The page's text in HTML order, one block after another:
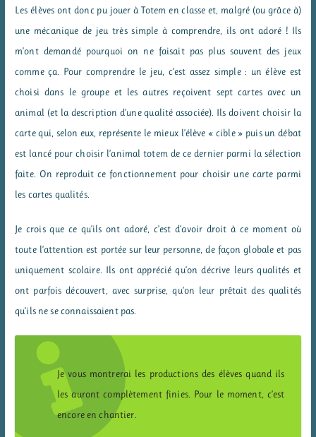
Les élèves ont donc pu jouer à Totem en classe et, malgré (ou grâce à)
une mécanique de jeu très simple à comprendre, ils ont adoré ! Ils
m’ont demandé pourquoi on ne faisait pas plus souvent des jeux
comme ça. Pour comprendre le jeu, c’est assez simple : un élève est
choisi dans le groupe et les autres reçoivent sept cartes avec un
animal (et la description d’une qualité associée). Ils doivent choisir la
carte qui, selon eux, représente le mieux l’élève « cible » puis un débat
est lancé pour choisir l’animal totem de ce dernier parmi la sélection
faite. On reproduit ce fonctionnement pour choisir une carte parmi
les cartes qualités.
Je crois que ce qu’ils ont adoré, c’est d’avoir droit à ce moment où
toute l’attention est portée sur leur personne, de façon globale et pas
uniquement scolaire. Ils ont apprécié qu’on décrive leurs qualités et
ont parfois découvert, avec surprise, qu’on leur prêtait des qualités
qu’ils ne se connaissaient pas.
Je vous montrerai les productions des élèves quand ils
les auront complètement finies. Pour le moment, c’est
encore en chantier.